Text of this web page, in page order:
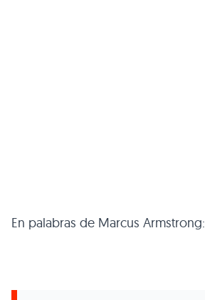
En palabras de Marcus Armstrong: